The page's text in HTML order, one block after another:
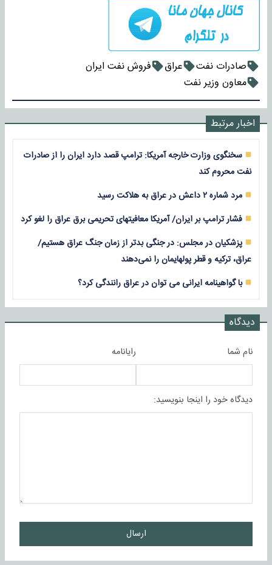
صادرات نفت عراق
فروش نفت ایران
معاون وزیر نفت
اخبار مرتبط
سخنگوی وزارت خارجه آمریکا: ترامپ قصد دارد ایران را از صادرات
نفت محروم کند
مرد شماره ۲ داعش در عراق به هلاکت رسید
فشار ترامپ بر ایران/ آمریکا معافیتهای تحریمی برق عراق را لغو کرد
پزشکیان در مجلس: در جنگی بدتر از زمان جنگ عراق هستیم/
عراق، ترکیه و قطر پولهایمان را نمی‌دهند
با گواهینامه ایرانی می توان در عراق رانندگی کرد؟
دیدگاه
نام شما رایانامه
دیدگاه خود را اینجا بنویسید:
ارسال